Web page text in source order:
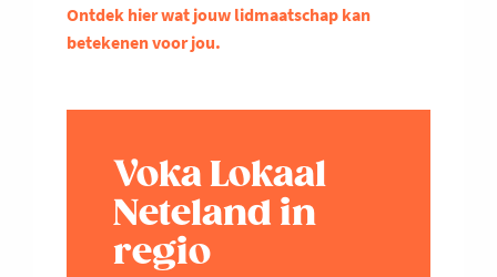
Ontdek hier wat jouw lidmaatschap kan
betekenen voor jou.
Voka Lokaal
Neteland in
regio